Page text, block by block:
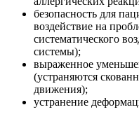
безопасность для
воздействие на
систематического
системы);
выраженное
(устраняются
движения);
устранение